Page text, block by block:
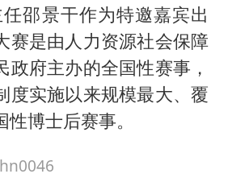
邵景干作为特邀嘉宾出
赛是由人力资源社会保障
政府主办的全国性赛事，
度实施以来规模最大、覆
博士后赛事。